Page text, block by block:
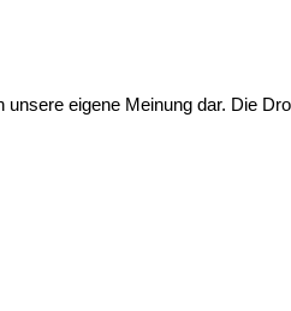
eigene Meinung dar. Die